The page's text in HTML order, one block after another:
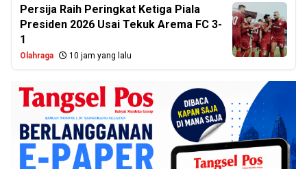
Persija Raih Peringkat Ketiga Piala
Presiden 2026 Usai Tekuk Arema FC 3-
1
Olahraga 10 jam yang lalu